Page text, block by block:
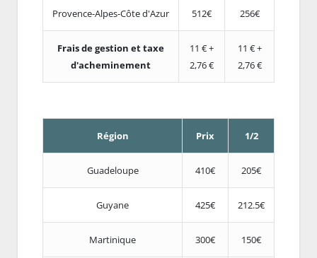
Provence-Alpes-Côte d'Azur 512€ 256€
Frais de gestion et taxe
d'acheminement
11 € +
2,76 €
11 € +
2,76 €
Région Prix 1/2
Guadeloupe 410€ 205€
Guyane 425€ 212.5€
Martinique 300€ 150€